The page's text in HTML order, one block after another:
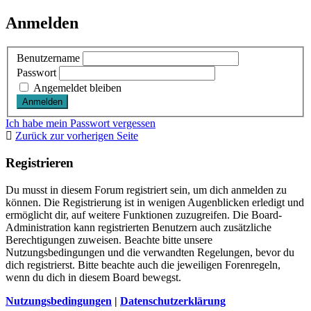
Anmelden
Benutzername
Passwort
Angemeldet bleiben
Ich habe mein Passwort vergessen
Zurück zur vorherigen Seite
Registrieren
Du musst in diesem Forum registriert sein, um dich anmelden zu
können. Die Registrierung ist in wenigen Augenblicken erledigt und
ermöglicht dir, auf weitere Funktionen zuzugreifen. Die Board-
Administration kann registrierten Benutzern auch zusätzliche
Berechtigungen zuweisen. Beachte bitte unsere
Nutzungsbedingungen und die verwandten Regelungen, bevor du
dich registrierst. Bitte beachte auch die jeweiligen Forenregeln,
wenn du dich in diesem Board bewegst.
Nutzungsbedingungen | Datenschutzerklärung